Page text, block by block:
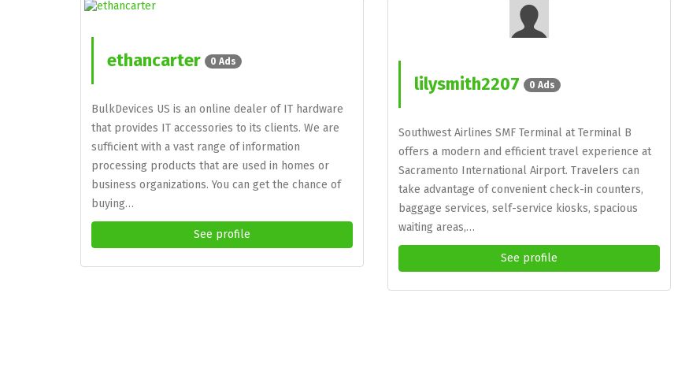
ethancarter 0 Ads
BulkDevices US is an online dealer of IT hardware
that provides IT accessories to its clients. We are
sufficient with a vast range of information
processing products that are used in homes or
business organizations. You can get the chance of
buying…
See profile
lilysmith2207 0 Ads
Southwest Airlines SMF Terminal at Terminal B
offers a modern and efficient travel experience at
Sacramento International Airport. Travelers can
take advantage of convenient check-in counters,
baggage services, self-service kiosks, spacious
waiting areas,…
See profile